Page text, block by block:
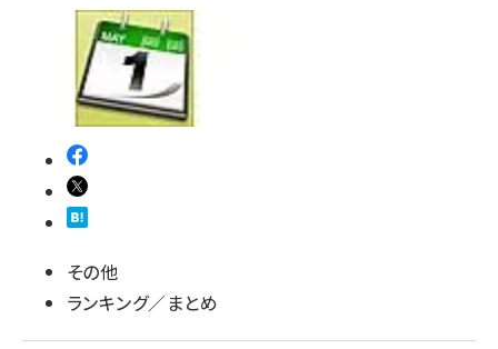
その他
ランキング／まとめ